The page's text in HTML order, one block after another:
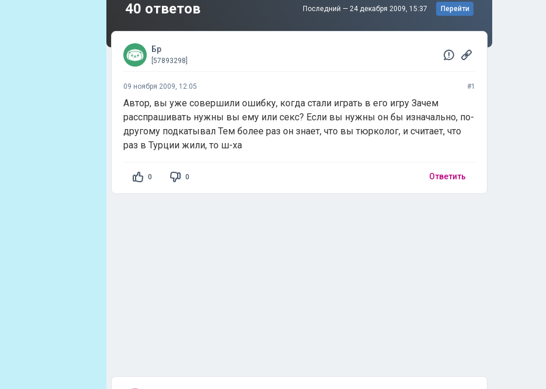
40 ответов Последний — 24 декабря 2009, 15:37 Перейти
Бр
[57893298]
09 ноября 2009, 12:05 #1
Автор, вы уже совершили ошибку, когда стали играть в его игру Зачем
расспрашивать нужны вы ему или секс? Если вы нужны он бы изначально, по-
другому подкатывал Тем более раз он знает, что вы тюрколог, и считает, что
раз в Турции жили, то ш-ха
0 0 Ответить